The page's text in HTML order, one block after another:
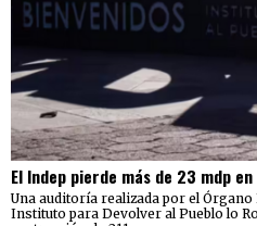
El Indep pierde más de 23 mdp
Una auditoría realizada por el
Instituto para Devolver al Pueblo lo